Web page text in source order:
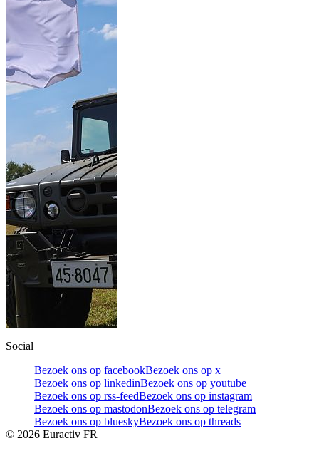
Social
Bezoek ons op facebookBezoek ons op x
Bezoek ons op linkedinBezoek ons op youtube
Bezoek ons op rss-feedBezoek ons op instagram
Bezoek ons op mastodonBezoek ons op telegram
Bezoek ons op blueskyBezoek ons op threads
© 2026 Euractiv FR